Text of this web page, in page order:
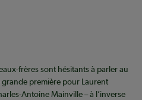
frères sont hésitants à parler au
grande première pour Laurent
Antoine Mainville – à l’inverse